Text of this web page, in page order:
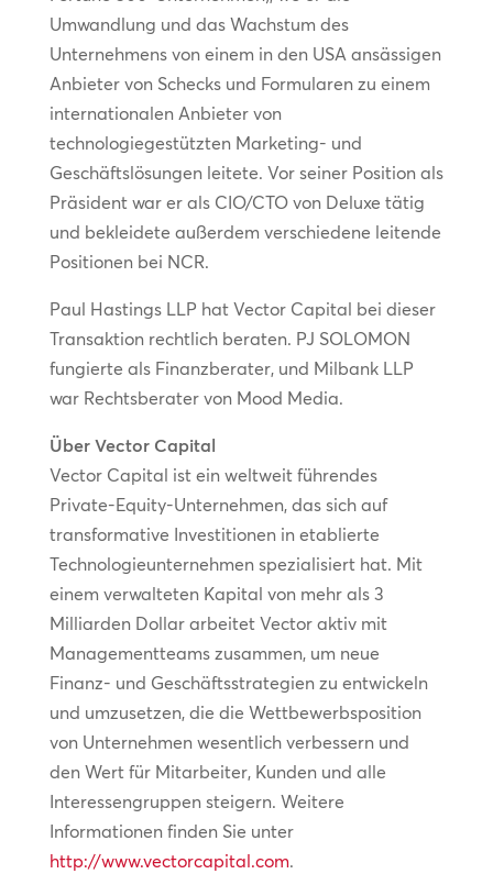
Umwandlung und das Wachstum des
Unternehmens von einem in den USA ansässigen
Anbieter von Schecks und Formularen zu einem
internationalen Anbieter von
technologiegestützten Marketing- und
Geschäftslösungen leitete. Vor seiner Position als
Präsident war er als CIO/CTO von Deluxe tätig
und bekleidete außerdem verschiedene leitende
Positionen bei NCR.
Paul Hastings LLP hat Vector Capital bei dieser
Transaktion rechtlich beraten. PJ SOLOMON
fungierte als Finanzberater, und Milbank LLP
war Rechtsberater von Mood Media.
Über Vector Capital
Vector Capital ist ein weltweit führendes
Private-Equity-Unternehmen, das sich auf
transformative Investitionen in etablierte
Technologieunternehmen spezialisiert hat. Mit
einem verwalteten Kapital von mehr als 3
Milliarden Dollar arbeitet Vector aktiv mit
Managementteams zusammen, um neue
Finanz- und Geschäftsstrategien zu entwickeln
und umzusetzen, die die Wettbewerbsposition
von Unternehmen wesentlich verbessern und
den Wert für Mitarbeiter, Kunden und alle
Interessengruppen steigern. Weitere
Informationen finden Sie unter
http://www.vectorcapital.com.